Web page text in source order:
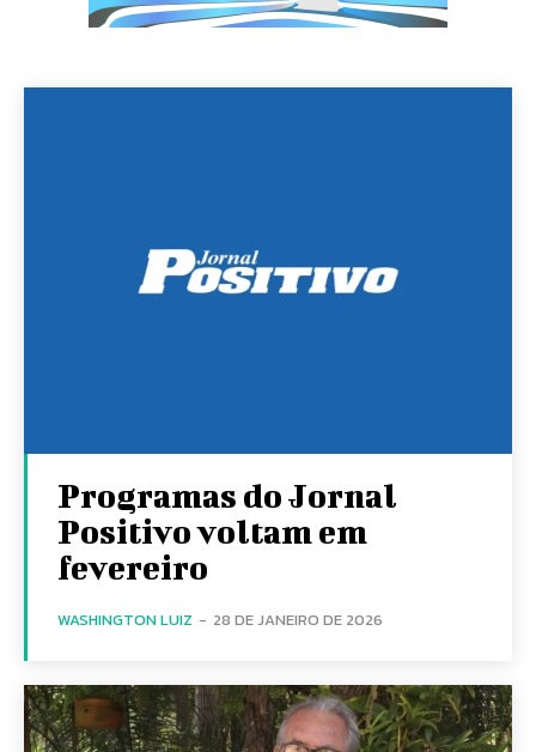
Programas do Jornal
Positivo voltam em
fevereiro
WASHINGTON LUIZ - 28 DE JANEIRO DE 2026